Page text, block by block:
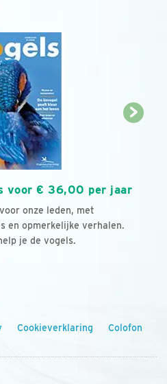
voor € 36,00 per jaar
onze leden, met
en opmerkelijke verhalen.
je de vogels.
Cookieverklaring Colofon